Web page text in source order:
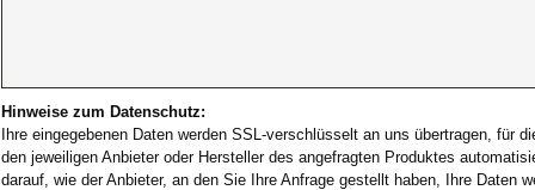
Hinweise zum Datenschutz:
Ihre eingegebenen Daten werden SSL-verschlüsselt an uns übertragen, für
den jeweiligen Anbieter oder Hersteller des angefragten Produktes
darauf, wie der Anbieter, an den Sie Ihre Anfrage gestellt haben, Ihre Daten